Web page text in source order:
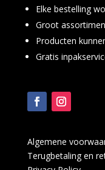
Elke bestelling
Groot
Producten
Gratis
Algemene
Terugbetaling en